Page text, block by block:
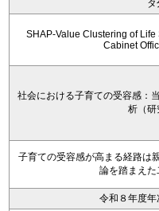
タ
SHAP-Value Clustering of
Cabinet
社会における子育ての受容感：
析（研
子育ての受容感が高まる経路は
論を踏まえ
令和８年度